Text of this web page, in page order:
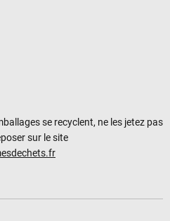
se recyclent, ne les jetez pas
sur le site